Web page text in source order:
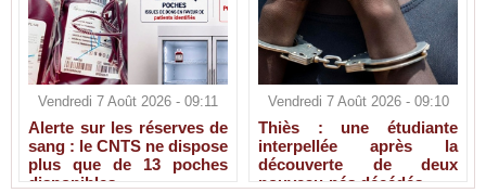
Vendredi 7 Août 2026 - 09:11
Alerte sur les réserves de
sang : le CNTS ne dispose
plus que de 13 poches
disponibles
Vendredi 7 Août 2026 - 09:10
Thiès : une étudiante
interpellée après la
découverte de deux
nouveau-nés décédés